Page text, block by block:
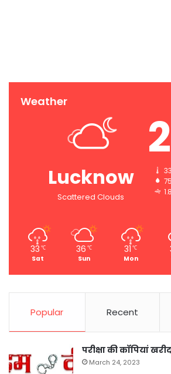
Weather
Lucknow
Scattered Clouds
33 ℃
Sat
36 ℃
Sun
31℃
Mon
Popular Recent
परीक्षा की कॉपियां
March 24, 2023